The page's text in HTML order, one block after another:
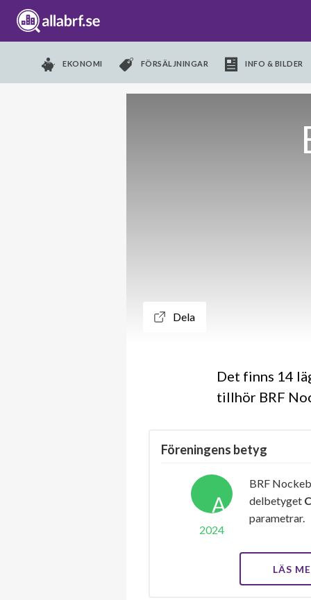
EKONOMI FÖRSÄLJNINGAR INFO & BILDER
Dela
Det finns 14
tillhör BRF
Föreningens betyg
A
2024
BRF
delbetyget C
parametrar.
LÄS